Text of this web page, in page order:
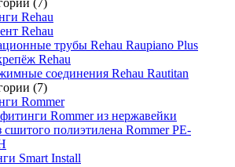
(7)
Rehau
Rehau
трубы Rehau Raupiano Plus
Rehau
соединения Rehau Rautitan
(7)
Rommer
Rommer из нержавейки
сшитого полиэтилена Rommer PE-
Smart Install